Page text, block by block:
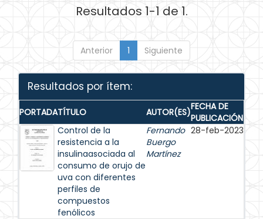
Resultados 1-1 de 1.
Anterior 1 Siguiente
Resultados por ítem:
PORTADATÍTULO AUTOR(ES)FECHA DE
PUBLICACIÓN
Control de la
resistencia a la
insulinaasociada al
consumo de orujo de
uva con diferentes
perfiles de
compuestos
fenólicos
Fernando
Buergo
Martínez
28-feb-2023